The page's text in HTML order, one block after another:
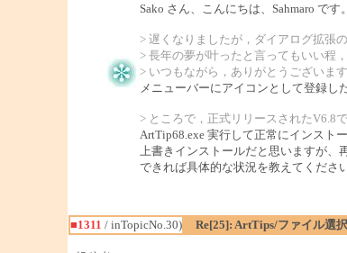
Sako さん、こんにちは、Sahmaro です。
> 遅くなりましたが，ダイアログ拡張
> 長年の夢が叶ったと言ってもいい程
> いつもながら，ありがとうございます
メニューバーにアイコンとして登録し
> ところで，正式リリースされたV6.8
ArtTip68.exe 実行して正常にインスト
上書きインストールだと思いますが
できれば具体的な状況を教えてください
■1311 / inTopicNo.30)
Re[25]: ArtTips/ファイル選